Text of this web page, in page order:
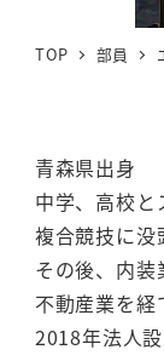
TOP 部員
青森県出身
中学、高校と
複合競技に没
その後、内装
不動産業を経
2018年法人設